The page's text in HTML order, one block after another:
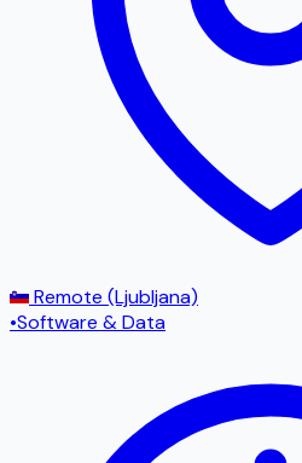
Remote (Ljubljana)
•Software & Data